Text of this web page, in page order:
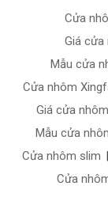
Cửa
Giá cửa
Mẫu cửa
Cửa nhôm
Giá cửa
Mẫu cửa
Cửa nhôm slim |
Cửa